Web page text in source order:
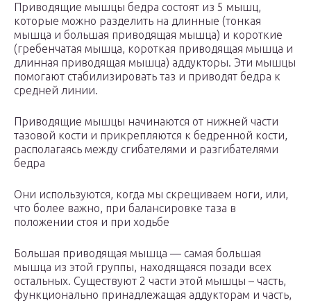
Приводящие мышцы бедра состоят из 5 мышц,
которые можно разделить на длинные (тонкая
мышца и большая приводящая мышца) и короткие
(гребенчатая мышца, короткая приводящая мышца и
длинная приводящая мышца) аддукторы. Эти мышцы
помогают стабилизировать таз и приводят бедра к
средней линии.
Приводящие мышцы начинаются от нижней части
тазовой кости и прикрепляются к бедренной кости,
располагаясь между сгибателями и разгибателями
бедра
Они используются, когда мы скрещиваем ноги, или,
что более важно, при балансировке таза в
положении стоя и при ходьбе
Большая приводящая мышца — самая большая
мышца из этой группы, находящаяся позади всех
остальных. Существуют 2 части этой мышцы – часть,
функционально принадлежащая аддукторам и часть,